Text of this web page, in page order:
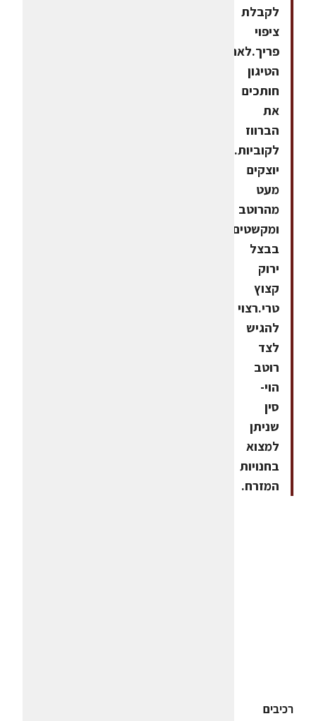
לקבלת
ציפוי
פריך.לאחר
הטיגון
חותכים
את
הברווז
לקוביות.
יוצקים
מעט
מהרוטב
ומקשטים
בבצל
ירוק
קצוץ
טרי.רצוי
להגיש
לצד
רוטב
הוי-
סין
שניתן
למצוא
בחנויות
המזרח.
רכיבים